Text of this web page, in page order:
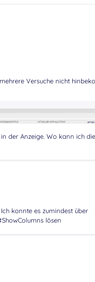
Versuche nicht
der Anzeige. Wo kann ich
konnte es zumindest über
lösen